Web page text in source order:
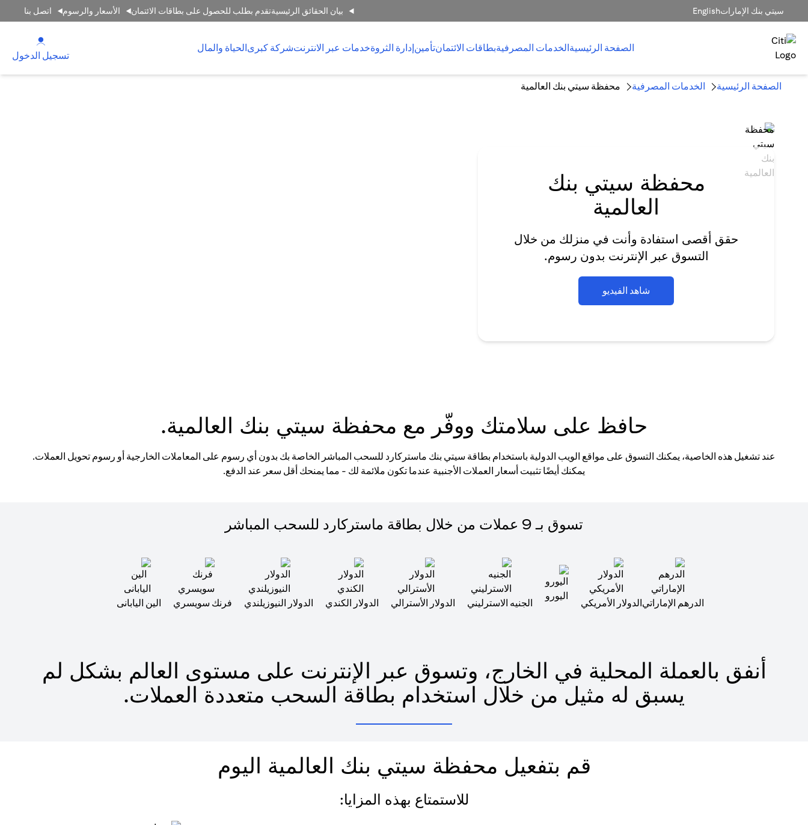
سيتي بنك الإماراتEnglish بيان الحقائق الرئيسيةتقدم بطلب للحصول على بطاقات الائتمان الأسعار والرسوم اتصل بنا
الصفحة الرئيسيةالخدمات المصرفيةبطاقات الائتمانتأمينإدارة الثروةخدمات عبر الانترنتشركة كبرىالحياة والمال
تسجيل الدخول
الصفحة الرئيسية الخدمات المصرفية محفظة سيتي بنك العالمية
محفظة سيتي بنك
العالمية
حقق أقصى استفادة وأنت في منزلك من خلال
التسوق عبر الإنترنت بدون رسوم.
شاهد الفيديو
حافظ على سلامتك ووفّر مع محفظة سيتي بنك العالمية.
عند تشغيل هذه الخاصية، يمكنك التسوق على مواقع الويب الدولية باستخدام بطاقة سيتي بنك ماستركارد للسحب المباشر الخاصة بك بدون أي رسوم على المعاملات الخارجية أو رسوم تحويل العملات.
يمكنك أيضًا تثبيت أسعار العملات الأجنبية عندما تكون ملائمة لك - مما يمنحك أقل سعر عند الدفع.
تسوق بـ 9 عملات من خلال بطاقة ماستركارد للسحب المباشر
الدرهم الإماراتيالدولار الأمريكي
اليورو
الجنيه الاسترليني الدولار الأسترالي الدولار الكندي الدولار النيوزيلندي فرنك سويسري الين اليابانى
أنفق بالعملة المحلية في الخارج، وتسوق عبر الإنترنت على مستوى العالم بشكل لم
يسبق له مثيل من خلال استخدام بطاقة السحب متعددة العملات.
قم بتفعيل محفظة سيتي بنك العالمية اليوم
للاستمتاع بهذه المزايا: